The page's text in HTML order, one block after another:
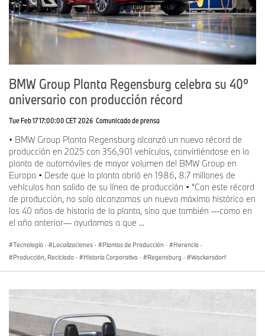
BMW Group Planta Regensburg celebra su 40º
aniversario con producción récord
Tue Feb 17 17:00:00 CET 2026 Comunicado de prensa
• BMW Group Planta Regensburg alcanzó un nuevo récord de
producción en 2025 con 356,901 vehículos, convirtiéndose en la
planta de automóviles de mayor volumen del BMW Group en
Europa • Desde que la planta abrió en 1986, 8.7 millones de
vehículos han salido de su línea de producción • “Con este récord
de producción, no solo alcanzamos un nuevo máximo histórico en
los 40 años de historia de la planta, sino que también —como en
el año anterior— ayudamos a que ...
Tecnología · Localizaciones · Plantas de Producción · Herencia ·
Producción, Reciclado · Historia Corporativa · Regensburg · Wackersdorf